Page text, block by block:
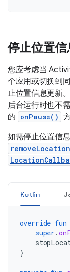
停止位置信
您应考虑当
个应用或切换到
止位置信息更新
后台运行时也不
的 onPause()
如需停止位置信
Kotlin
override fun
super .
}